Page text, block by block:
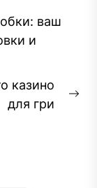
ваш
и
казино
для гри